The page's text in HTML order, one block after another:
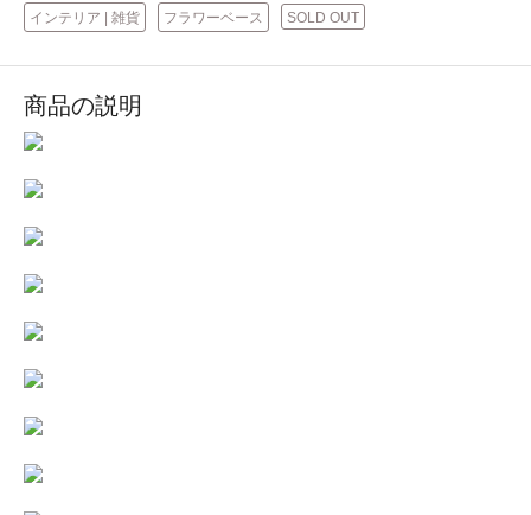
インテリア | 雑貨 フラワーベース SOLD OUT
商品の説明